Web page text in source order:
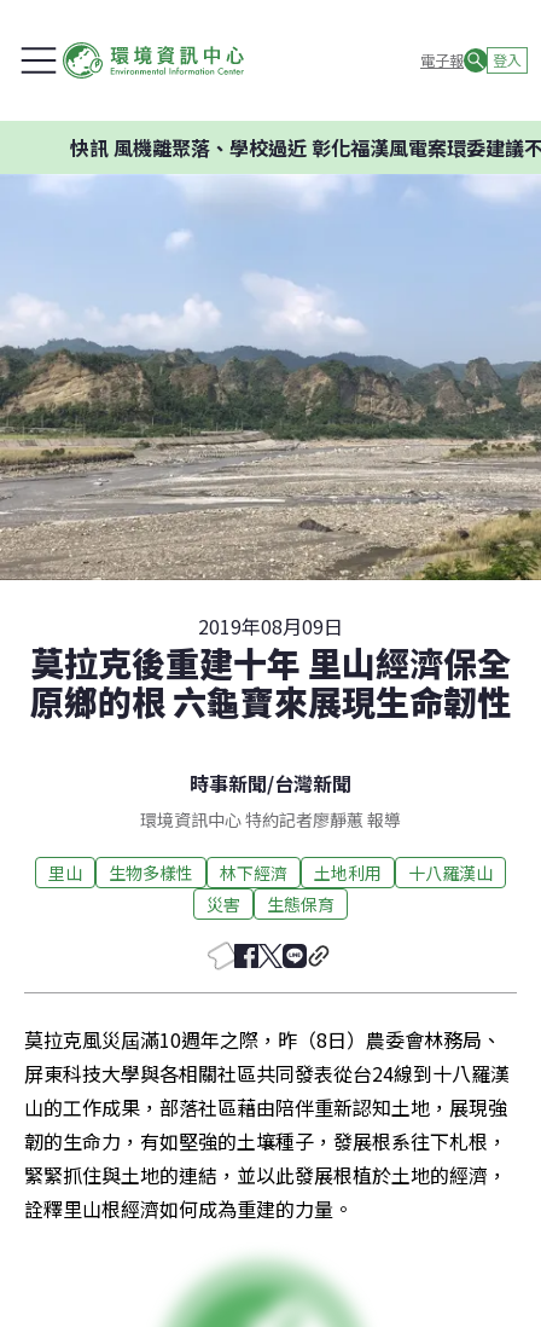
電子報 登入
風機離聚落、學校過近 彰化福漢風電案環委建議不應開發
2019年08月09日
莫拉克後重建十年 里山經濟保全
原鄉的根 六龜寶來展現生命韌性
時事新聞/台灣新聞
環境資訊中心 特約記者廖靜蕙 報導
里山 生物多樣性 林下經濟 土地利用
十八羅漢山
災害
生態保育
莫拉克風災屆滿10週年之際，昨（8日）農委會林務局、
屏東科技大學與各相關社區共同發表從台24線到十八羅漢
山的工作成果，部落社區藉由陪伴重新認知土地，展現強
韌的生命力，有如堅強的土壤種子，發展根系往下札根，
緊緊抓住與土地的連結，並以此發展根植於土地的經濟，
詮釋里山根經濟如何成為重建的力量。